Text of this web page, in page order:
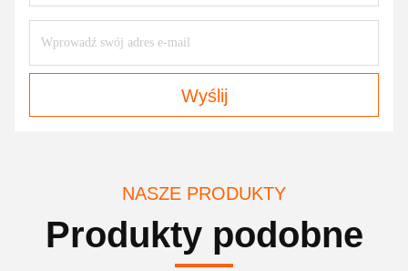
Wyślij
NASZE PRODUKTY
Produkty podobne